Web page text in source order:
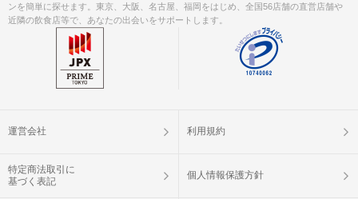
ンを簡単に探せます。東京、大阪、名古屋、福岡をはじめ、全国56店舗の直営店舗や
近隣の飲食店等で、あなたの出会いをサポートします。
運営会社 利用規約
特定商法取引に
基づく表記
個人情報保護方針